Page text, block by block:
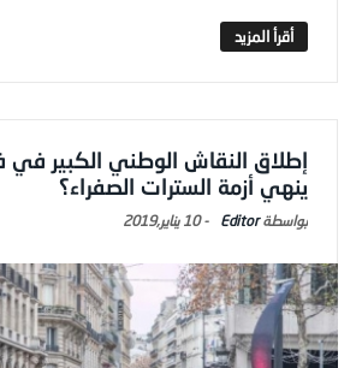
إطلاق النقاش الوطني الكبير في
ينهي أزمة السترات الصفراء؟
Editor
-10 يناير,2019